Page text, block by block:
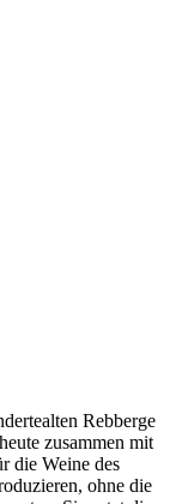
Rebberge
zusammen mit
die Weine des
ohne die